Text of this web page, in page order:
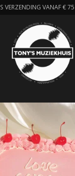
VERZENDING VANAF €